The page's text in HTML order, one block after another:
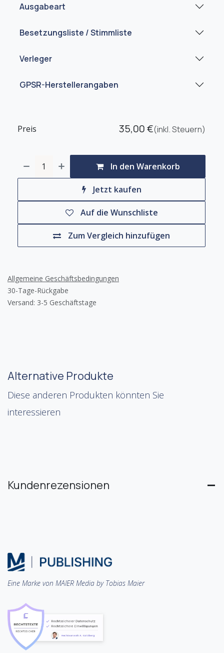
Ausgabeart
Besetzungsliste / Stimmliste
Verleger
GPSR-Herstellerangaben
In den Warenkorb
Jetzt kaufen
Zum Vergleich hinzufügen
Auf die Wunschliste
Preis 35,00€(inkl. Steuern)
Allgemeine Geschäftsbedingungen
30-Tage-Rückgabe
Versand: 3-5 Geschäftstage
Alternative Produkte
Diese anderen Produkten könnten Sie
interessieren
Kundenrezensionen
Eine Marke von MAIER Media by Tobias Maier